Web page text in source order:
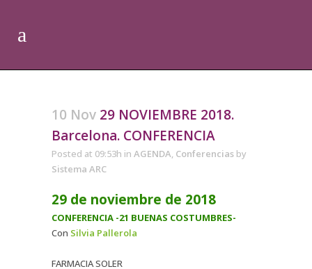
10 Nov 29 NOVIEMBRE 2018.
Barcelona. CONFERENCIA
Posted at 09:53h in AGENDA, Conferencias by
Sistema ARC
29 de noviembre de 2018
CONFERENCIA -21 BUENAS COSTUMBRES-
Con Silvia Pallerola
FARMACIA SOLER